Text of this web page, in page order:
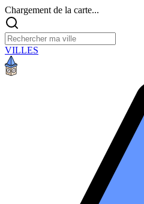
Chargement de la carte...
VILLES